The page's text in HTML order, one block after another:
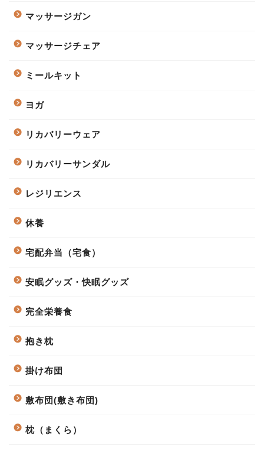
マッサージガン
マッサージチェア
ミールキット
ヨガ
リカバリーウェア
リカバリーサンダル
レジリエンス
休養
宅配弁当（宅食）
安眠グッズ・快眠グッズ
完全栄養食
抱き枕
掛け布団
敷布団(敷き布団)
枕（まくら）